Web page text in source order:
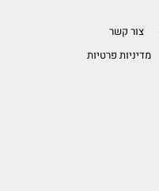
צור קשר
מדיניות פרטיות